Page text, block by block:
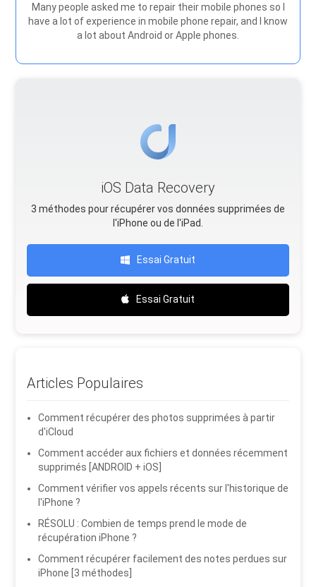
Many people asked me to repair their mobile phones so I
have a lot of experience in mobile phone repair, and I know
a lot about Android or Apple phones.
iOS Data Recovery
3 méthodes pour récupérer vos données supprimées de
l'iPhone ou de l'iPad.
Essai Gratuit
Essai Gratuit
Articles Populaires
Comment récupérer des photos supprimées à partir
d'iCloud
Comment accéder aux fichiers et données récemment
supprimés [ANDROID + iOS]
Comment vérifier vos appels récents sur l'historique de
l'iPhone ?
RÉSOLU : Combien de temps prend le mode de
récupération iPhone ?
Comment récupérer facilement des notes perdues sur
iPhone [3 méthodes]